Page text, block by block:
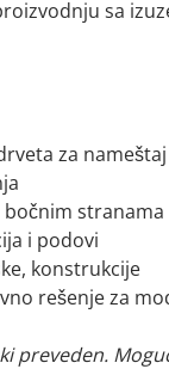
sa
za nameštaj
bočnim
i podovi
konstrukcije
rešenje za
preveden.